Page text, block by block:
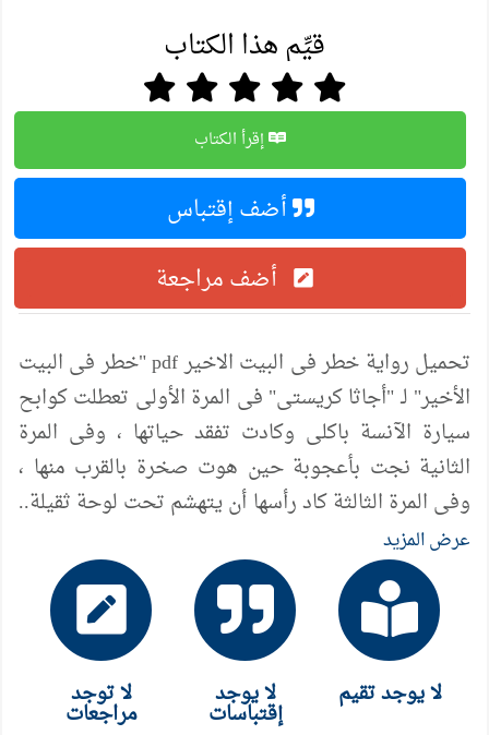
قيِّم هذا الكتاب
إقرأ الكتاب
أضف إقتباس
أضف مراجعة
تحميل رواية خطر فى البيت الاخير pdf "خطر فى البيت
الأخير" لـ "أجاثا كريستى" فى المرة الأولى تعطلت كوابح
سيارة الآنسة باكلى وكادت تفقد حياتها ، وفى المرة
الثانية نجت بأعجوبة حين هوت صخرة بالقرب منها ،
وفى المرة الثالثة كاد رأسها أن يتهشم تحت لوحة ثقيلة..
"بوارو" يظهر فى اللحظة المناسبة حينما تمر رصاصة
بالقرب من رأس الآنسة "باكلى" وتخترق قبعتها ، وعندئذ
يقرر أن الفتاة بحاجة إلى حمايته.. لقد بدأ "بوارو" بحل
لغز الجريمة قبل أن تقع ، فهل سينجح فى منع وقوعها؟
عرض المزيد
لا يوجد تقيم لا يوجد
إقتباسات
لا توجد
مراجعات